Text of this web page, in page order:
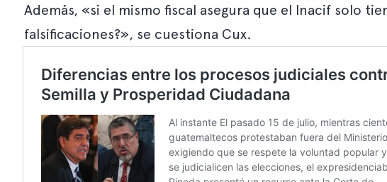
Además, «si el mismo fiscal asegura que el Inacif solo
falsificaciones?», se cuestiona Cux.